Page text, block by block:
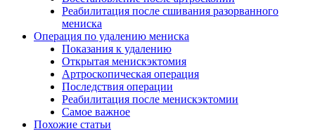
Реабилитация после сшивания разорванного
мениска
Операция по удалению мениска
Показания к удалению
Открытая менискэктомия
Артроскопическая операция
Последствия операции
Реабилитация после менискэктомии
Самое важное
Похожие статьи